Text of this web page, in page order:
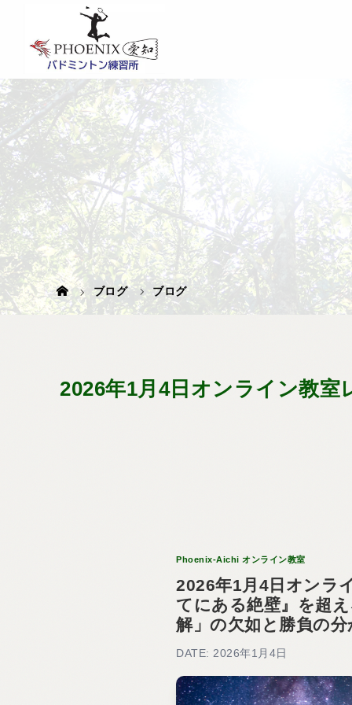
ブログ ブログ
2026年1月4日オンライン教
Phoenix-Aichi オンライン教室
2026年1月4日オンラ
てにある絶壁』を超
解」の欠如と勝負の
DATE: 2026年1月4日